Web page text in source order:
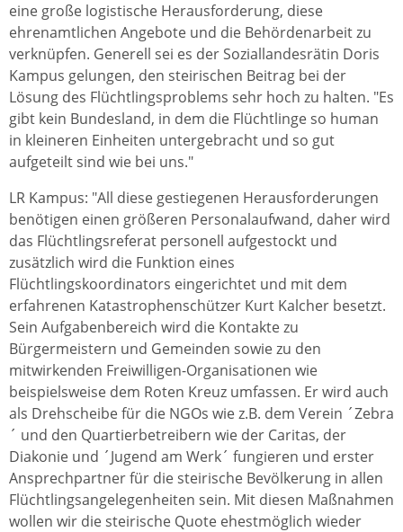
eine große logistische Herausforderung, diese
ehrenamtlichen Angebote und die Behördenarbeit zu
verknüpfen. Generell sei es der Soziallandesrätin Doris
Kampus gelungen, den steirischen Beitrag bei der
Lösung des Flüchtlingsproblems sehr hoch zu halten. "Es
gibt kein Bundesland, in dem die Flüchtlinge so human
in kleineren Einheiten untergebracht und so gut
aufgeteilt sind wie bei uns."
LR Kampus: "All diese gestiegenen Herausforderungen
benötigen einen größeren Personalaufwand, daher wird
das Flüchtlingsreferat personell aufgestockt und
zusätzlich wird die Funktion eines
Flüchtlingskoordinators eingerichtet und mit dem
erfahrenen Katastrophenschützer Kurt Kalcher besetzt.
Sein Aufgabenbereich wird die Kontakte zu
Bürgermeistern und Gemeinden sowie zu den
mitwirkenden Freiwilligen-Organisationen wie
beispielsweise dem Roten Kreuz umfassen. Er wird auch
als Drehscheibe für die NGOs wie z.B. dem Verein ´Zebra
´ und den Quartierbetreibern wie der Caritas, der
Diakonie und ´Jugend am Werk´ fungieren und erster
Ansprechpartner für die steirische Bevölkerung in allen
Flüchtlingsangelegenheiten sein. Mit diesen Maßnahmen
wollen wir die steirische Quote ehestmöglich wieder